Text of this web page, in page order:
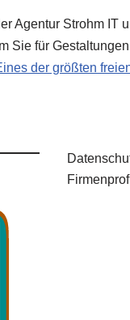
Agentur Strohm IT
Sie für
der größten